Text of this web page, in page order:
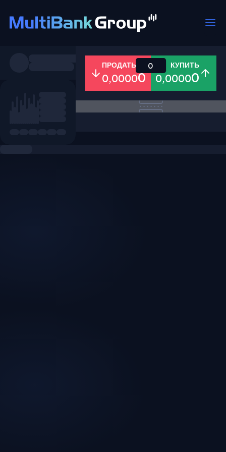
Все Форекс Металлы
ПРОДАТЬ
0,00000
КУПИТЬ
0,00000
0